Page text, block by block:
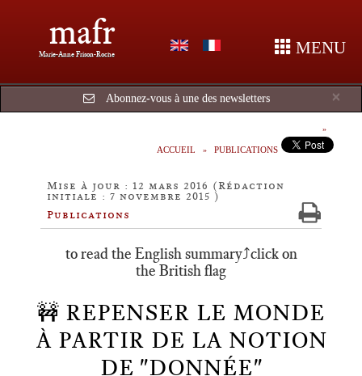
mafr
Marie-Anne Frison-Roche MENU
×
Abonnez-vous à une des newsletters
ACCUEIL PUBLICATIONS
Mise à jour : 12 mars 2016 (Rédaction
initiale : 7 novembre 2015 )
Publications
to read the English summary⤴️click on
the British flag
🚧 REPENSER LE MONDE
À PARTIR DE LA NOTION
DE "DONNÉE"